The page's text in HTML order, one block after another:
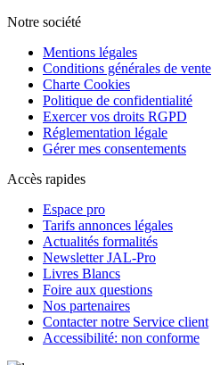
Notre société
Mentions légales
Conditions générales de vente
Charte Cookies
Politique de confidentialité
Exercer vos droits RGPD
Réglementation légale
Gérer mes consentements
Accès rapides
Espace pro
Tarifs annonces légales
Actualités formalités
Newsletter JAL-Pro
Livres Blancs
Foire aux questions
Nos partenaires
Contacter notre Service client
Accessibilité: non conforme